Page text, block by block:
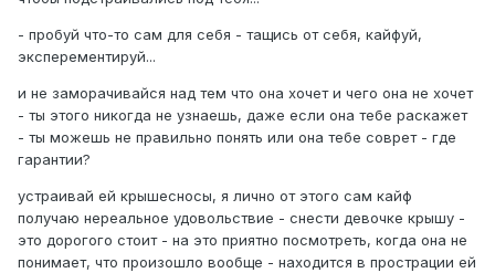
- пробуй что-то сам для себя - тащись от себя, кайфуй,
эксперементируй...
и не заморачивайся над тем что она хочет и чего она не хочет
- ты этого никогда не узнаешь, даже если она тебе раскажет
- ты можешь не правильно понять или она тебе соврет - где
гарантии?
устраивай ей крышесносы, я лично от этого сам кайф
получаю нереальное удовольствие - снести девочке крышу -
это дорогого стоит - на это приятно посмотреть, когда она не
понимает, что произошло вообще - находится в прострации ей